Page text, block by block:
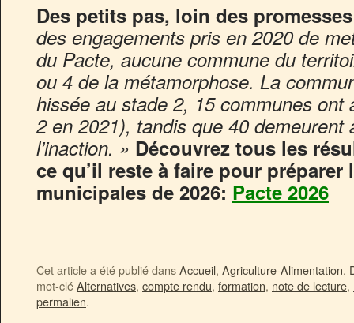
Des petits pas, loin des
des engagements pris en 2020 de
du Pacte, aucune commune du
ou 4 de la métamorphose. La
hissée au stade 2, 15 communes ont
2 en 2021), tandis que 40 demeurent
l’inaction. » Découvrez tous les
ce qu’il reste à faire pour préparer
municipales de 2026: Pacte 2026
Cet article a été publié dansAccueil, Agriculture-Alimentation,
mot-cléAlternatives, compte rendu, formation, note de lecture,
permalien.